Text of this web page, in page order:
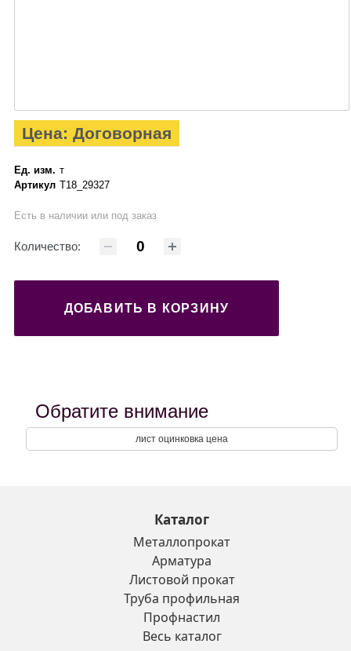
Цена: Договорная
Ед. изм. т
Артикул Т18_29327
Есть в наличии или под заказ
Количество:
ДОБАВИТЬ В КОРЗИНУ
Обратите внимание
лист оцинковка цена
Каталог
Металлопрокат
Арматура
Листовой прокат
Труба профильная
Профнастил
Весь каталог